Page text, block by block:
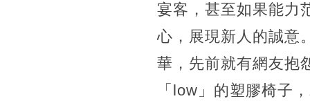
宴客，甚至如果能力
心，展現新人的誠意
華，先前就有網友抱
「low」的塑膠椅子